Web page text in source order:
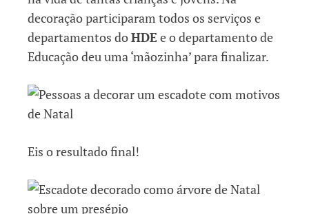
decoração participaram todos os serviços e
departamentos doHDE e o departamento de
Educação deu uma ‘mãozinha’ para finalizar.
Eis o resultado final!